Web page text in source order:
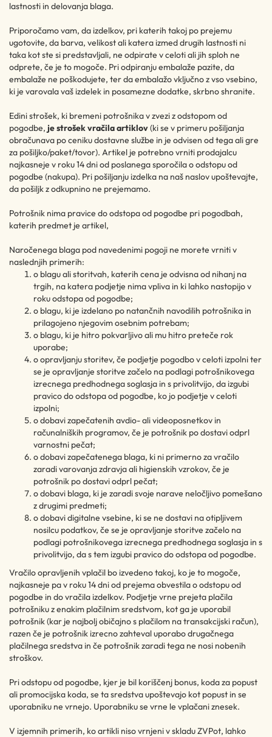
lastnosti in delovanja blaga.
Priporočamo vam, da izdelkov, pri katerih takoj po prejemu
ugotovite, da barva, velikost ali katera izmed drugih lastnosti ni
taka kot ste si predstavljali, ne odpirate v celoti ali jih sploh ne
odprete, če je to mogoče. Pri odpiranju embalaže pazite, da
embalaže ne poškodujete, ter da embalažo vključno z vso vsebino,
ki je varovala vaš izdelek in posamezne dodatke, skrbno shranite.
Edini strošek, ki bremeni potrošnika v zvezi z odstopom od
pogodbe, je strošek vračila artiklov(ki se v primeru pošiljanja
obračunava po ceniku dostavne službe in je odvisen od tega ali gre
za pošiljko/paket/tovor). Artikel je potrebno vrniti prodajalcu
najkasneje v roku 14 dni od poslanega sporočila o odstopu od
pogodbe (nakupa). Pri pošiljanju izdelka na naš naslov upoštevajte,
da pošiljk z odkupnino ne prejemamo.
Potrošnik nima pravice do odstopa od pogodbe pri pogodbah,
katerih predmet je artikel,
Naročenega blaga pod navedenimi pogoji ne morete vrniti v
naslednjih primerih:
o blagu ali storitvah, katerih cena je odvisna od nihanj na
trgih, na katera podjetje nima vpliva in ki lahko nastopijo v
roku odstopa od pogodbe;
o blagu, ki je izdelano po natančnih navodilih potrošnika in
prilagojeno njegovim osebnim potrebam;
o blagu, ki je hitro pokvarljivo ali mu hitro preteče rok
uporabe;
o opravljanju storitev, če podjetje pogodbo v celoti izpolni ter
se je opravljanje storitve začelo na podlagi potrošnikovega
izrecnega predhodnega soglasja in s privolitvijo, da izgubi
pravico do odstopa od pogodbe, ko jo podjetje v celoti
izpolni;
o dobavi zapečatenih avdio- ali videoposnetkov in
računalniških programov, če je potrošnik po dostavi odprl
varnostni pečat;
o dobavi zapečatenega blaga, ki ni primerno za vračilo
zaradi varovanja zdravja ali higienskih vzrokov, če je
potrošnik po dostavi odprl pečat;
o dobavi blaga, ki je zaradi svoje narave neločljivo pomešano
z drugimi predmeti;
o dobavi digitalne vsebine, ki se ne dostavi na otipljivem
nosilcu podatkov, če se je opravljanje storitve začelo na
podlagi potrošnikovega izrecnega predhodnega soglasja in s
privolitvijo, da s tem izgubi pravico do odstopa od pogodbe.
Vračilo opravljenih vplačil bo izvedeno takoj, ko je to mogoče,
najkasneje pa v roku 14 dni od prejema obvestila o odstopu od
pogodbe in do vračila izdelkov. Podjetje vrne prejeta plačila
potrošniku z enakim plačilnim sredstvom, kot ga je uporabil
potrošnik (kar je najbolj običajno s plačilom na transakcijski račun),
razen če je potrošnik izrecno zahteval uporabo drugačnega
plačilnega sredstva in če potrošnik zaradi tega ne nosi nobenih
stroškov.
Pri odstopu od pogodbe, kjer je bil koriščenj bonus, koda za popust
ali promocijska koda, se ta sredstva upoštevajo kot popust in se
uporabniku ne vrnejo. Uporabniku se vrne le vplačani znesek.
V izjemnih primerih, ko artikli niso vrnjeni v skladu ZVPot, lahko